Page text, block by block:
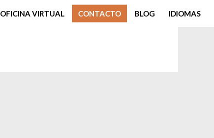
OFICINA VIRTUAL CONTACTO BLOG IDIOMAS